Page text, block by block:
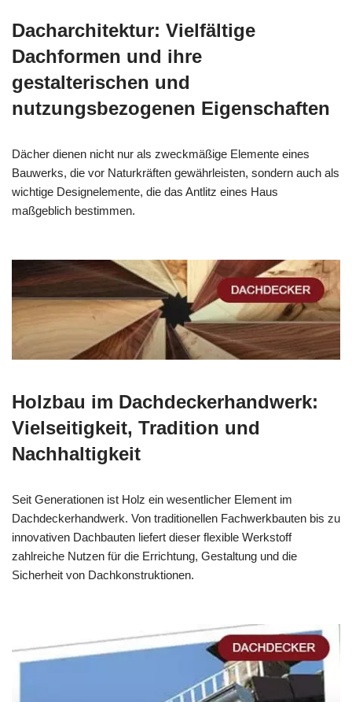
Dacharchitektur: Vielfältige
Dachformen und ihre
gestalterischen und
nutzungsbezogenen Eigenschaften
Dächer dienen nicht nur als zweckmäßige Elemente eines
Bauwerks, die vor Naturkräften gewährleisten, sondern auch als
wichtige Designelemente, die das Antlitz eines Haus
maßgeblich bestimmen.
Holzbau im Dachdeckerhandwerk:
Vielseitigkeit, Tradition und
Nachhaltigkeit
Seit Generationen ist Holz ein wesentlicher Element im
Dachdeckerhandwerk. Von traditionellen Fachwerkbauten bis zu
innovativen Dachbauten liefert dieser flexible Werkstoff
zahlreiche Nutzen für die Errichtung, Gestaltung und die
Sicherheit von Dachkonstruktionen.